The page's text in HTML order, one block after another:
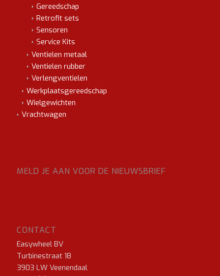
Gereedschap
Retrofit sets
Sensoren
Service Kits
Ventielen metaal
Ventielen rubber
Verlengventielen
Werkplaatsgereedschap
Wielgewichten
Vrachtwagen
MELD JE AAN VOOR DE NIEUWSBRIEF
CONTACT
Easywheel BV
Turbinestraat 18
3903 LW Veenendaal